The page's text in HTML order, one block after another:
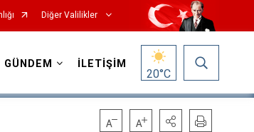
Diğer Valilikler
GÜNDEM İLETİŞİM
20°C